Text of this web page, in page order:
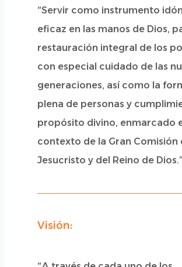
“Servir como instrumento
eficaz en las manos de Dios,
restauración integral de los
con especial cuidado de las
generaciones, así como la
plena de personas y
propósito divino, enmarcado
contexto de la Gran Comisión
Jesucristo y del Reino de Dios.”
Visión: